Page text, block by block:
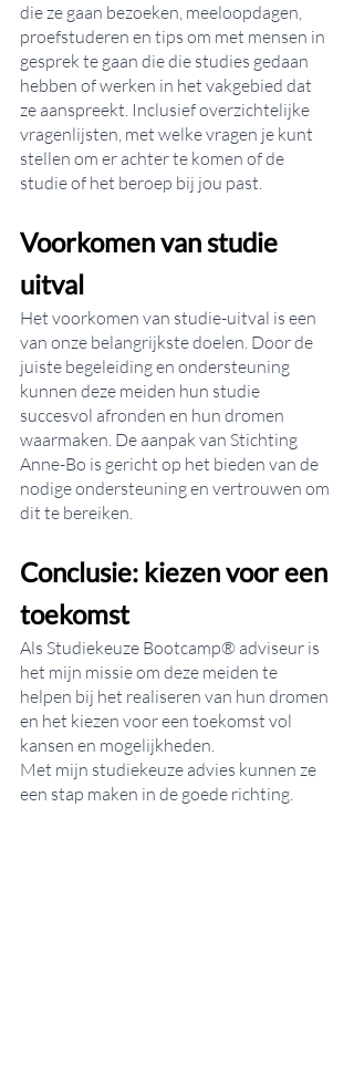
die ze gaan bezoeken, meeloopdagen,
proefstuderen en tips om met mensen in
gesprek te gaan die die studies gedaan
hebben of werken in het vakgebied dat
ze aanspreekt. Inclusief overzichtelijke
vragenlijsten, met welke vragen je kunt
stellen om er achter te komen of de
studie of het beroep bij jou past.
Voorkomen van studie
uitval
Het voorkomen van studie-uitval is een
van onze belangrijkste doelen. Door de
juiste begeleiding en ondersteuning
kunnen deze meiden hun studie
succesvol afronden en hun dromen
waarmaken. De aanpak van Stichting
Anne-Bo is gericht op het bieden van de
nodige ondersteuning en vertrouwen om
dit te bereiken.
Conclusie: kiezen voor een
toekomst
Als Studiekeuze Bootcamp® adviseur is
het mijn missie om deze meiden te
helpen bij het realiseren van hun dromen
en het kiezen voor een toekomst vol
kansen en mogelijkheden.
Met mijn studiekeuze advies kunnen ze
een stap maken in de goede richting.